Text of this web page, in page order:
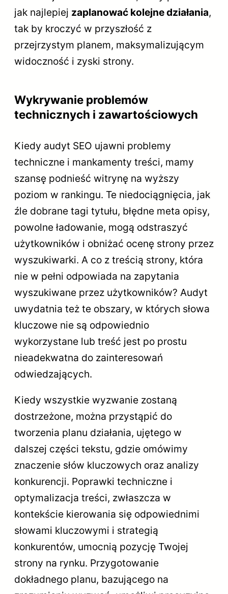
jak najlepiej zaplanować kolejne działania,
tak by kroczyć w przyszłość z
przejrzystym planem, maksymalizującym
widoczność i zyski strony.
Wykrywanie problemów
technicznych i zawartościowych
Kiedy audyt SEO ujawni problemy
techniczne i mankamenty treści, mamy
szansę podnieść witrynę na wyższy
poziom w rankingu. Te niedociągnięcia, jak
źle dobrane tagi tytułu, błędne meta opisy,
powolne ładowanie, mogą odstraszyć
użytkowników i obniżać ocenę strony przez
wyszukiwarki. A co z treścią strony, która
nie w pełni odpowiada na zapytania
wyszukiwane przez użytkowników? Audyt
uwydatnia też te obszary, w których słowa
kluczowe nie są odpowiednio
wykorzystane lub treść jest po prostu
nieadekwatna do zainteresowań
odwiedzających.
Kiedy wszystkie wyzwanie zostaną
dostrzeżone, można przystąpić do
tworzenia planu działania, ujętego w
dalszej części tekstu, gdzie omówimy
znaczenie słów kluczowych oraz analizy
konkurencji. Poprawki techniczne i
optymalizacja treści, zwłaszcza w
kontekście kierowania się odpowiednimi
słowami kluczowymi i strategią
konkurentów, umocnią pozycję Twojej
strony na rynku. Przygotowanie
dokładnego planu, bazującego na